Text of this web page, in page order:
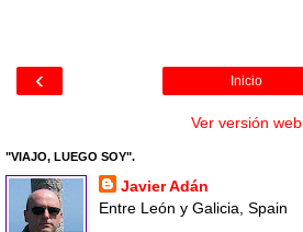
‹ Inicio
Ver versión web
"VIAJO, LUEGO SOY".
Javier Adán
Entre León y Galicia, Spain